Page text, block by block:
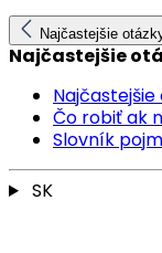
Najčastejšie
Najčastejšie
Čo robiť ak
Slovník
SK